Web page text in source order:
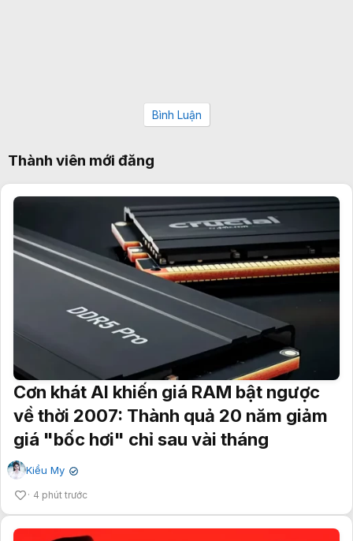
Bình Luận
Thành viên mới đăng
Cơn khát AI khiến giá RAM bật ngược
về thời 2007: Thành quả 20 năm giảm
giá "bốc hơi" chỉ sau vài tháng
Kiều My ✔
4 phút trước